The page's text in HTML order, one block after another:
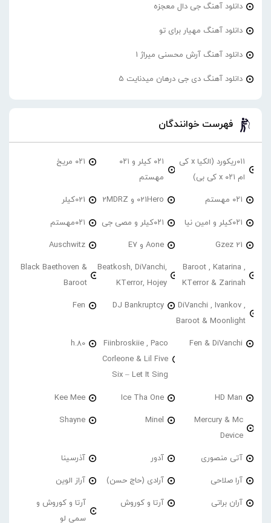
دانلود آهنگ جی دال معجزه
دانلود آهنگ مهیار برای تو
دانلود آهنگ آرش محسنی میراژ 1
دانلود آهنگ دی جی درهان میدنایت 5
فهرست خوانندگان
۰۱۱ریکورد (الکیا x کی
ام ۰۲۱ x کی بی)
۰۲۱ کیلر و ۰۲۱
مهستم
۰۲۱ مریخ
۰۲۱ مهستم 021Hero و 2MDRZ 021کیلر
۰۲۱کیلر و امین نیا ۰۲۱کیلر و مصی جی ۰۲۱مهستم
21 Gzez Aone و E7 Auschwitz
Baroot , Katarina ,
KTerror & Zarinah
Beatkosh, DiVanchi,
KTerror, Hojey
Black Baethoven &
Baroot
DiVanchi , Ivankov ,
Baroot & Moonlight
DJ Bankruptcy
Fen
Fen & DiVanchi
Fiinbroskiie , Paco
Corleone & Lil Five
Six – Let It Sing
h.80
HD Man
Ice Tha One
Kee Mee
Mercury & Mc
Device
Minel
Shayne
آتی منصوری آدور آذرسینا
آرا صلاحی آرادی (حاج حسن) آراز الوین
آران براتی آرتا و کوروش
آرتا و کوروش و
سمی لو